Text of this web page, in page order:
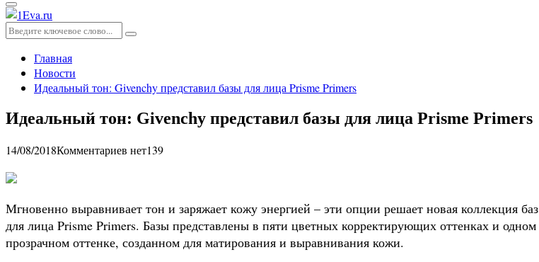
Основное
меню
Искать:
Поиск
Главная
Новости
Идеальный тон: Givenchy представил базы для лица Prisme Primers
Идеальный тон: Givenchy представил базы для лица Prisme Primers
14/08/2018Комментариев нет139
Мгновенно выравнивает тон и заряжает кожу энергией – эти опции решает новая коллекция баз
для лица Prisme Primers. Базы представлены в пяти цветных корректирующих оттенках и одном
прозрачном оттенке, созданном для матирования и выравнивания кожи.